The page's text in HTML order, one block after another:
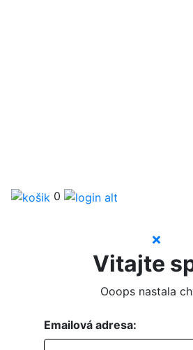
0
Vitajte
Ooops nastala
Emailová adresa: